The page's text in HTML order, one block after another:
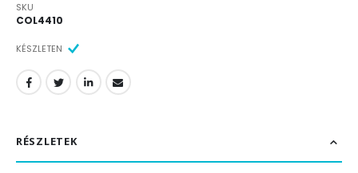
SKU
COL4410
KÉSZLETEN
RÉSZLETEK